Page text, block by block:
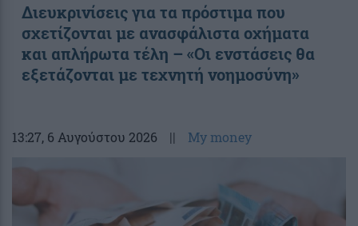
Διευκρινίσεις για τα πρόστιμα που
σχετίζονται με ανασφάλιστα οχήματα
και απλήρωτα τέλη – «Οι ενστάσεις θα
εξετάζονται με τεχνητή νοημοσύνη»
13:27, 6 Αυγούστου 2026 || My money